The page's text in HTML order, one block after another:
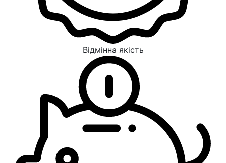
Відмінна якість